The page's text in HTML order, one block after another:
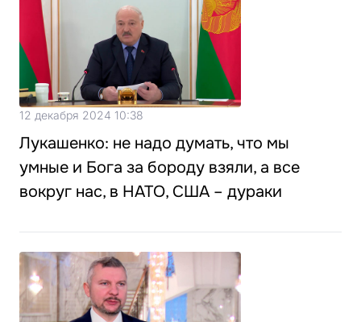
12 декабря 2024 10:38
Лукашенко: не надо думать, что мы
умные и Бога за бороду взяли, а все
вокруг нас, в НАТО, США – дураки